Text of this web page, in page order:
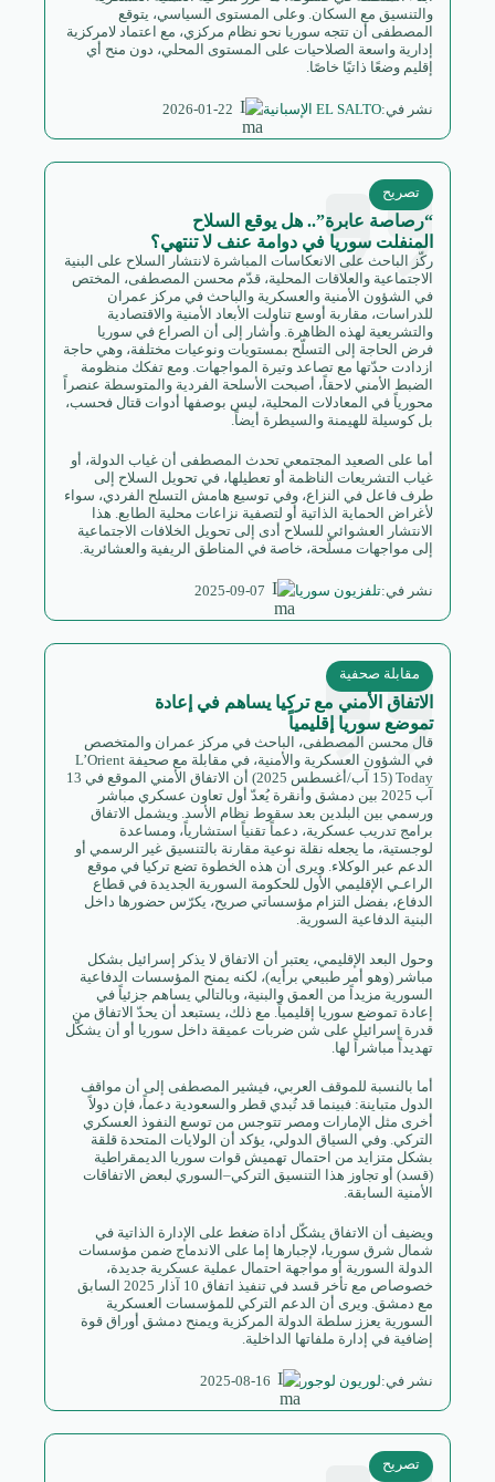
والتنسيق مع السكان. وعلى المستوى السياسي، يتوقع
المصطفى أن تتجه سوريا نحو نظام مركزي، مع اعتماد لامركزية
إدارية واسعة الصلاحيات على المستوى المحلي، دون منح أي
إقليم وضعًا ذاتيًا خاصًا.
نشر في:EL SALTO الإسبانية 2026-01-22
“رصاصة عابرة”.. هل يوقع السلاح
المنفلت سوريا في دوامة عنف لا تنتهي؟
تصريح
ركّز الباحث على الانعكاسات المباشرة لانتشار السلاح على البنية
الاجتماعية والعلاقات المحلية، قدّم محسن المصطفى، المختص
في الشؤون الأمنية والعسكرية والباحث في مركز عمران
للدراسات، مقاربة أوسع تناولت الأبعاد الأمنية والاقتصادية
والتشريعية لهذه الظاهرة. وأشار إلى أن الصراع في سوريا
فرض الحاجة إلى التسلّح بمستويات ونوعيات مختلفة، وهي حاجة
ازدادت حدّتها مع تصاعد وتيرة المواجهات. ومع تفكك منظومة
الضبط الأمني لاحقاً، أصبحت الأسلحة الفردية والمتوسطة عنصراً
محورياً في المعادلات المحلية، ليس بوصفها أدوات قتال فحسب،
بل كوسيلة للهيمنة والسيطرة أيضاً.
أما على الصعيد المجتمعي تحدث المصطفى أن غياب الدولة، أو
غياب التشريعات الناظمة أو تعطيلها، في تحويل السلاح إلى
طرف فاعل في النزاع، وفي توسيع هامش التسلح الفردي، سواء
لأغراض الحماية الذاتية أو لتصفية نزاعات محلية الطابع. هذا
الانتشار العشوائي للسلاح أدى إلى تحويل الخلافات الاجتماعية
إلى مواجهات مسلّحة، خاصة في المناطق الريفية والعشائرية.
نشر في:تلفزيون سوريا 2025-09-07
الاتفاق الأمني مع تركيا يساهم في إعادة
تموضع سوريا إقليمياً
مقابلة صحفية
قال محسن المصطفى، الباحث في مركز عمران والمتخصص
في الشؤون العسكرية والأمنية، في مقابلة مع صحيفة L’Orient
Today (15 آب/أغسطس 2025) أن الاتفاق الأمني الموقع في 13
آب 2025 بين دمشق وأنقرة يُعدّ أول تعاون عسكري مباشر
ورسمي بين البلدين بعد سقوط نظام الأسد. ويشمل الاتفاق
برامج تدريب عسكرية، دعماً تقنياً استشارياً، ومساعدة
لوجستية، ما يجعله نقلة نوعية مقارنة بالتنسيق غير الرسمي أو
الدعم عبر الوكلاء. ويرى أن هذه الخطوة تضع تركيا في موقع
الراعـي الإقليمي الأول للحكومة السورية الجديدة في قطاع
الدفاع، بفضل التزام مؤسساتي صريح، يكرّس حضورها داخل
البنية الدفاعية السورية.
وحول البعد الإقليمي، يعتبر أن الاتفاق لا يذكر إسرائيل بشكل
مباشر (وهو أمر طبيعي برأيه)، لكنه يمنح المؤسسات الدفاعية
السورية مزيداً من العمق والبنية، وبالتالي يساهم جزئياً في
إعادة تموضع سوريا إقليمياً. مع ذلك، يستبعد أن يحدّ الاتفاق من
قدرة إسرائيل على شن ضربات عميقة داخل سوريا أو أن يشكّل
تهديداً مباشراً لها.
أما بالنسبة للموقف العربي، فيشير المصطفى إلى أن مواقف
الدول متباينة: فبينما قد تُبدي قطر والسعودية دعماً، فإن دولاً
أخرى مثل الإمارات ومصر تتوجس من توسع النفوذ العسكري
التركي. وفي السياق الدولي، يؤكد أن الولايات المتحدة قلقة
بشكل متزايد من احتمال تهميش قوات سوريا الديمقراطية
(قسد) أو تجاوز هذا التنسيق التركي–السوري لبعض الاتفاقات
الأمنية السابقة.
ويضيف أن الاتفاق يشكّل أداة ضغط على الإدارة الذاتية في
شمال شرق سوريا، لإجبارها إما على الاندماج ضمن مؤسسات
الدولة السورية أو مواجهة احتمال عملية عسكرية جديدة،
خصوصاص مع تأخر قسد في تنفيذ اتفاق 10 آذار 2025 السابق
مع دمشق. ويرى أن الدعم التركي للمؤسسات العسكرية
السورية يعزز سلطة الدولة المركزية ويمنح دمشق أوراق قوة
إضافية في إدارة ملفاتها الداخلية.
نشر في:لوريون لوجور 2025-08-16
تصريح